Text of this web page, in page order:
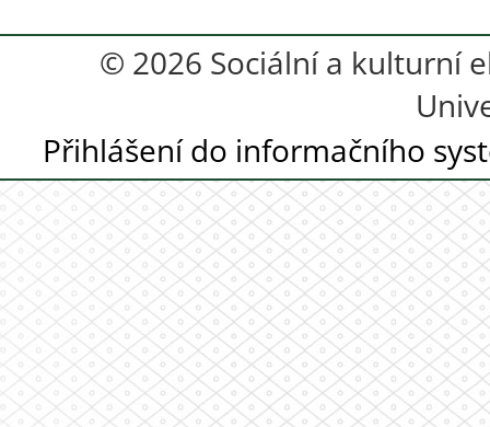
© 2026 Sociální a kulturní
Přihlášení do informačního